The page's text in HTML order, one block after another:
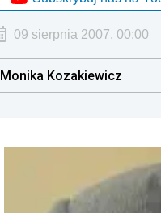
09 sierpnia 2007, 00:00
Monika Kozakiewicz